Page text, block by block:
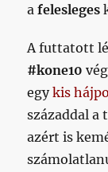
afelesleges
A futtatott
#kone10
egykis
századdal
azért is